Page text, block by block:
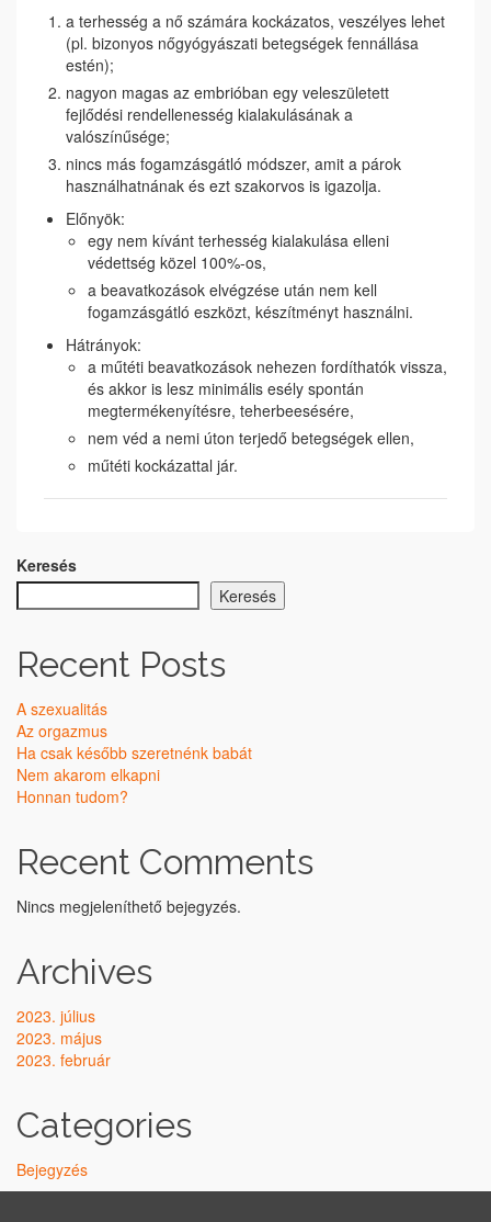
a terhesség a nő számára kockázatos, veszélyes lehet
(pl. bizonyos nőgyógyászati betegségek fennállása
estén);
nagyon magas az embrióban egy veleszületett
fejlődési rendellenesség kialakulásának a
valószínűsége;
nincs más fogamzásgátló módszer, amit a párok
használhatnának és ezt szakorvos is igazolja.
Előnyök:
egy nem kívánt terhesség kialakulása elleni
védettség közel 100%-os,
a beavatkozások elvégzése után nem kell
fogamzásgátló eszközt, készítményt használni.
Hátrányok:
a műtéti beavatkozások nehezen fordíthatók vissza,
és akkor is lesz minimális esély spontán
megtermékenyítésre, teherbeesésére,
nem véd a nemi úton terjedő betegségek ellen,
műtéti kockázattal jár.
Keresés
Keresés
Recent Posts
A szexualitás
Az orgazmus
Ha csak később szeretnénk babát
Nem akarom elkapni
Honnan tudom?
Recent Comments
Nincs megjeleníthető bejegyzés.
Archives
2023. július
2023. május
2023. február
Categories
Bejegyzés